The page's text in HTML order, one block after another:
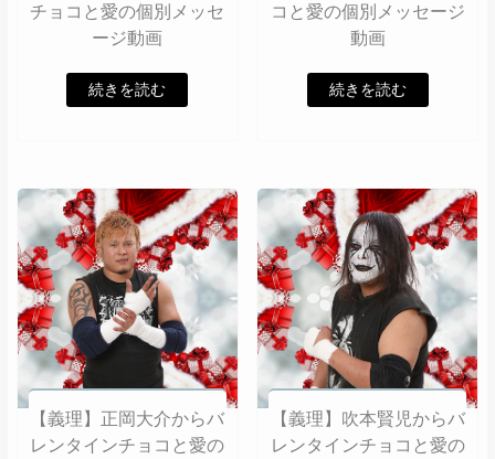
チョコと愛の個別メッセ
ージ動画
続きを読む
コと愛の個別メッセージ
動画
続きを読む
【義理】正岡大介からバ
レンタインチョコと愛の
【義理】吹本賢児からバ
レンタインチョコと愛の